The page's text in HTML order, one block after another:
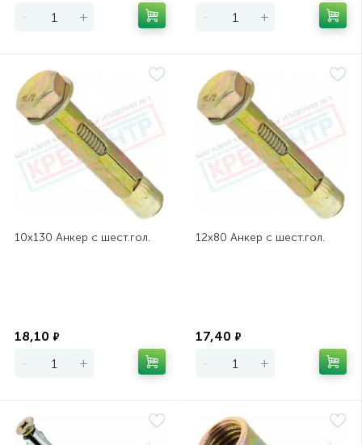
- + - +
10х130 Анкер с шест.гол.
18,10 ₽
- +
12х80 Анкер с шест.гол.
17,40 ₽
- +